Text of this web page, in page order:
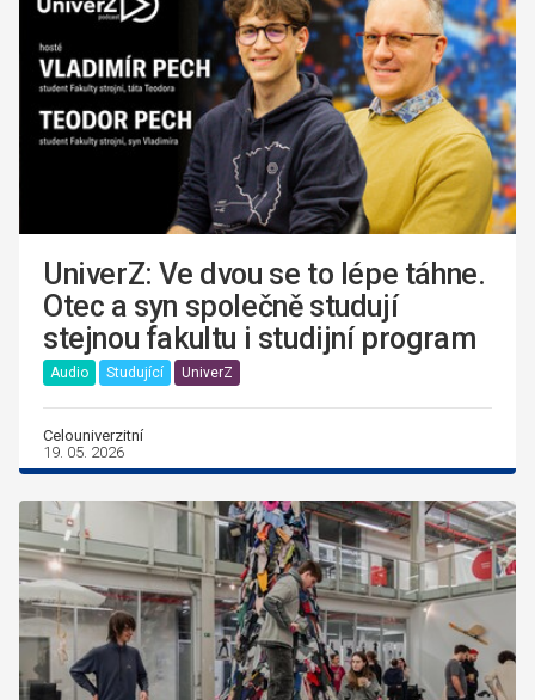
UniverZ: Ve dvou se to lépe táhne.
Otec a syn společně studují
stejnou fakultu i studijní program
Audio Studující UniverZ
Celouniverzitní
19. 05. 2026